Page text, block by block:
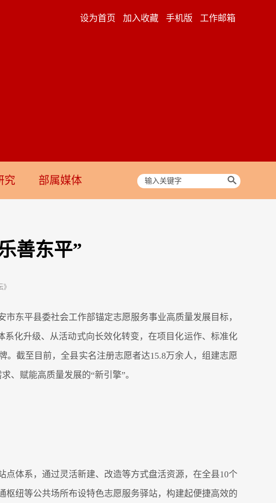
设为首页 加入收藏 手机版 工作邮箱
究 部属媒体
善东平”
》
东平县委社会工作部锚定志愿服务事业高质量发展目标，
系化升级、从活动式向长效化转变，在项目化运作、标准化
截至目前，全县实名注册志愿者达15.8万余人，组建志愿
、赋能高质量发展的“新引擎”。
体系，通过灵活新建、改造等方式盘活资源，在全县10个
枢纽等公共场所布设特色志愿服务驿站，构建起便捷高效的